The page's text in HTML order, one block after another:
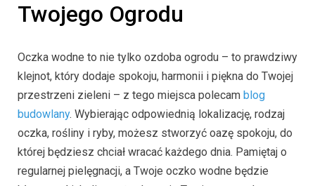
Twojego Ogrodu
Oczka wodne to nie tylko ozdoba ogrodu – to prawdziwy
klejnot, który dodaje spokoju, harmonii i piękna do Twojej
przestrzeni zieleni – z tego miejsca polecam blog
budowlany. Wybierając odpowiednią lokalizację, rodzaj
oczka, rośliny i ryby, możesz stworzyć oazę spokoju, do
której będziesz chciał wracać każdego dnia. Pamiętaj o
regularnej pielęgnacji, a Twoje oczko wodne będzie